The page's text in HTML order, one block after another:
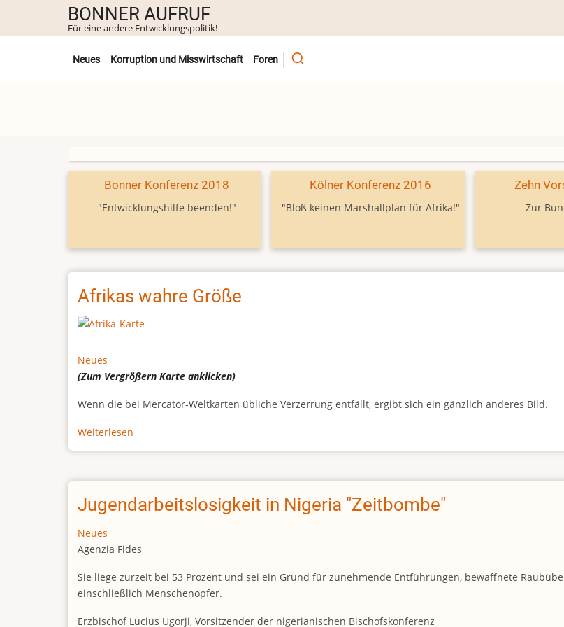
Inhalt
BONNER AUFRUF
Für eine andere Entwicklungspolitik!
Untermenü
Neues Korruption und Misswirtschaft Foren
Bonner Konferenz 2018
"Entwicklungshilfe beenden!"
Kölner Konferenz 2016
"Bloß keinen Marshallplan für Afrika!"
Zehn
Zur
Afrikas wahre Größe
Neues
(Zum VergrößernKarte anklicken)
Wenn die bei Mercator-Weltkarten übliche Verzerrung entfällt, ergibt sich ein gänzlich anderes Bild.
Weiterlesen
Afrikas
Größe
Jugendarbeitslosigkeit in Nigeria "Zeitbombe"
Neues
Agenzia Fides
Sie liege zurzeit bei 53 Prozent und sei ein Grund für zunehmende Entführungen, bewaffnete
einschließlich Menschenopfer.
Erzbischof Lucius Ugorji, Vorsitzender der nigerianischen Bischofskonferenz